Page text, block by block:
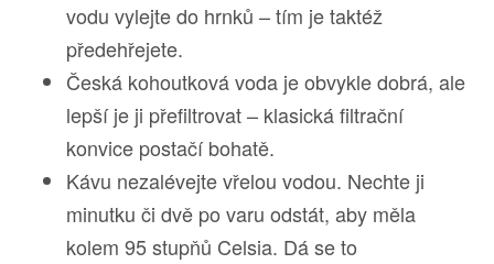
vodu vylejte do hrnků – tím je taktéž
předehřejete.
Česká kohoutková voda je obvykle dobrá, ale
lepší je ji přefiltrovat – klasická filtrační
konvice postačí bohatě.
Kávu nezalévejte vřelou vodou. Nechte ji
minutku či dvě po varu odstát, aby měla
kolem 95 stupňů Celsia. Dá se to